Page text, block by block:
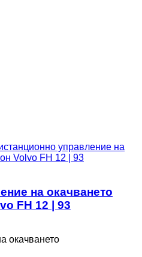
управление на
Volvo FH 12 | 93
на окачването
FH 12 | 93
окачването